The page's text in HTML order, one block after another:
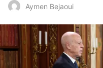
Aymen Bejaoui